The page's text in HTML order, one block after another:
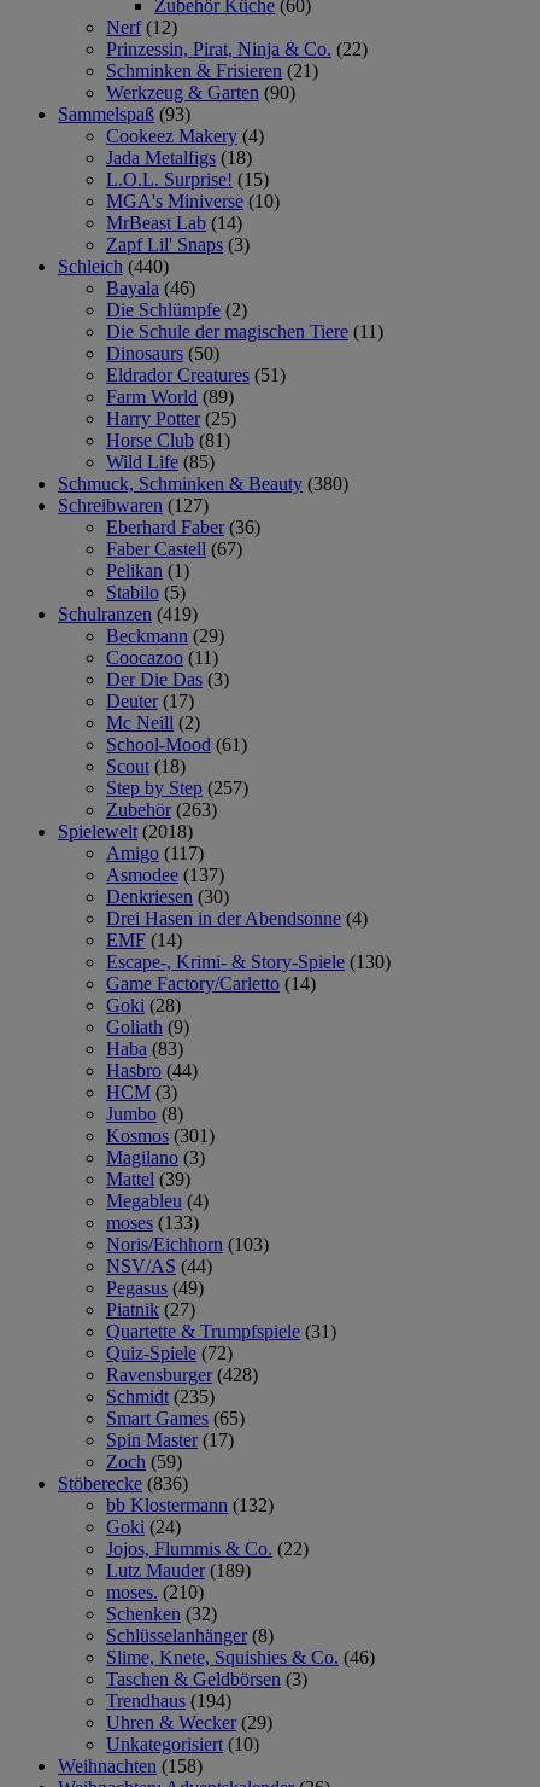
Zubehör Küche (60)
Nerf (12)
Prinzessin, Pirat, Ninja & Co. (22)
Schminken & Frisieren (21)
Werkzeug & Garten (90)
Sammelspaß (93)
Cookeez Makery (4)
Jada Metalfigs (18)
L.O.L. Surprise! (15)
MGA's Miniverse (10)
MrBeast Lab (14)
Zapf Lil' Snaps (3)
Schleich (440)
Bayala (46)
Die Schlümpfe (2)
Die Schule der magischen Tiere (11)
Dinosaurs (50)
Eldrador Creatures (51)
Farm World (89)
Harry Potter (25)
Horse Club (81)
Wild Life (85)
Schmuck, Schminken & Beauty (380)
Schreibwaren (127)
Eberhard Faber (36)
Faber Castell (67)
Pelikan (1)
Stabilo (5)
Schulranzen (419)
Beckmann (29)
Coocazoo (11)
Der Die Das (3)
Deuter (17)
Mc Neill (2)
School-Mood (61)
Scout (18)
Step by Step (257)
Zubehör (263)
Spielewelt (2018)
Amigo (117)
Asmodee (137)
Denkriesen (30)
Drei Hasen in der Abendsonne (4)
EMF (14)
Escape-, Krimi- & Story-Spiele (130)
Game Factory/Carletto (14)
Goki (28)
Goliath (9)
Haba (83)
Hasbro (44)
HCM (3)
Jumbo (8)
Kosmos (301)
Magilano (3)
Mattel (39)
Megableu (4)
moses (133)
Noris/Eichhorn (103)
NSV/AS (44)
Pegasus (49)
Piatnik (27)
Quartette & Trumpfspiele (31)
Quiz-Spiele (72)
Ravensburger (428)
Schmidt (235)
Smart Games (65)
Spin Master (17)
Zoch (59)
Stöberecke (836)
bb Klostermann (132)
Goki (24)
Jojos, Flummis & Co. (22)
Lutz Mauder (189)
moses. (210)
Schenken (32)
Schlüsselanhänger (8)
Slime, Knete, Squishies & Co. (46)
Taschen & Geldbörsen (3)
Trendhaus (194)
Uhren & Wecker (29)
Unkategorisiert (10)
Weihnachten (158)